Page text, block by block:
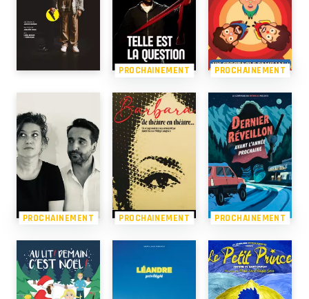
PROCHAINEMENT PROCHAINEMENT
PROCHAINEMENT PROCHAINEMENT PROCHAINEMENT